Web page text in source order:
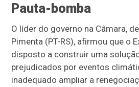
Pauta-bomba
O líder do governo na Câmara,
Pimenta (PT-RS), afirmou que o
disposto a construir uma
prejudicados por eventos
inadequado ampliar a